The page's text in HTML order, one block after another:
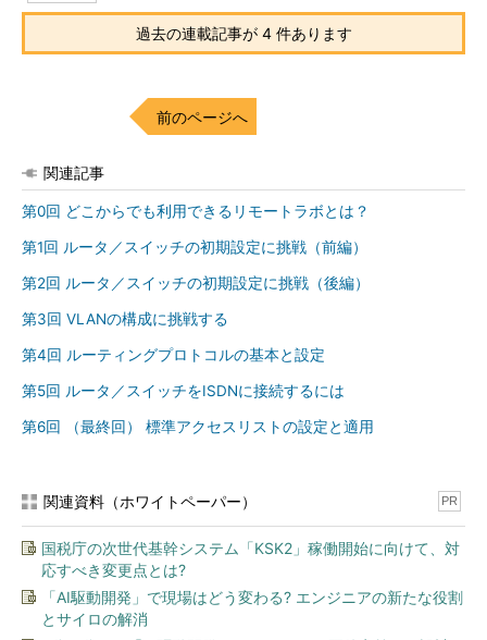
過去の連載記事が 4 件あります
前のページへ
関連記事
第0回 どこからでも利用できるリモートラボとは？
第1回 ルータ／スイッチの初期設定に挑戦（前編）
第2回 ルータ／スイッチの初期設定に挑戦（後編）
第3回 VLANの構成に挑戦する
第4回 ルーティングプロトコルの基本と設定
第5回 ルータ／スイッチをISDNに接続するには
第6回 （最終回） 標準アクセスリストの設定と適用
関連資料（ホワイトペーパー） PR
国税庁の次世代基幹システム「KSK2」稼働開始に向けて、対
応すべき変更点とは?
「AI駆動開発」で現場はどう変わる? エンジニアの新たな役割
とサイロの解消